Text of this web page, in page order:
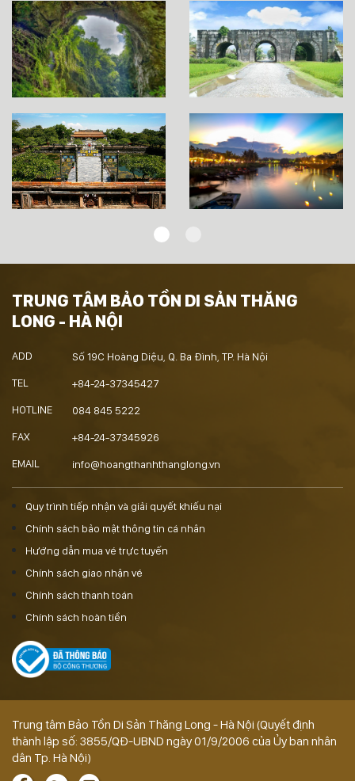
TRUNG TÂM BẢO TỒN DI SẢN THĂNG
LONG - HÀ NỘI
ADD Số 19C Hoàng Diệu, Q. Ba Đình, TP. Hà Nội
TEL +84-24-37345427
HOTLINE 084 845 5222
FAX +84-24-37345926
EMAIL info@hoangthanhthanglong.vn
Quy trình tiếp nhận và giải quyết khiếu nại
Chính sách bảo mật thông tin cá nhân
Hướng dẫn mua vé trực tuyến
Chính sách giao nhận vé
Chính sách thanh toán
Chính sách hoàn tiền
Trung tâm Bảo Tồn Di Sản Thăng Long - Hà Nội (Quyết định
thành lập số: 3855/QĐ-UBND ngày 01/9/2006 của Ủy ban nhân
dân Tp. Hà Nội)